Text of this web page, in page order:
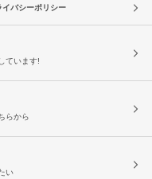
イバシーポリシー
ています!
らから
い